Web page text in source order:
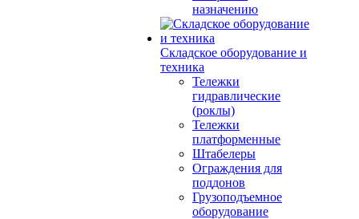
назначению
Складское оборудование и
техника
Тележки
гидравлические
(роклы)
Тележки
платформенные
Штабелеры
Ограждения для
поддонов
Грузоподъемное
оборудование